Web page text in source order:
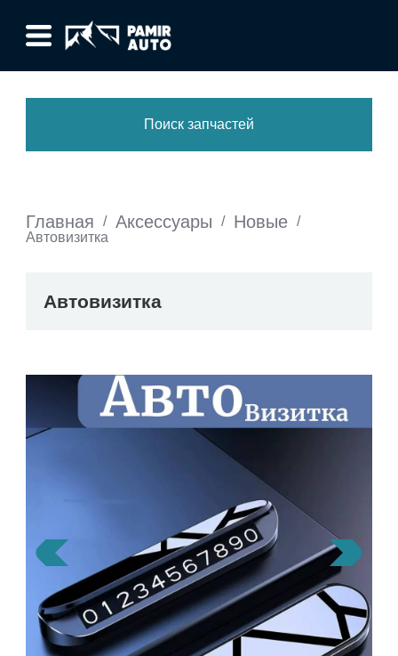
Поиск запчастей
Главная / Аксессуары / Новые /
Автовизитка
Автовизитка